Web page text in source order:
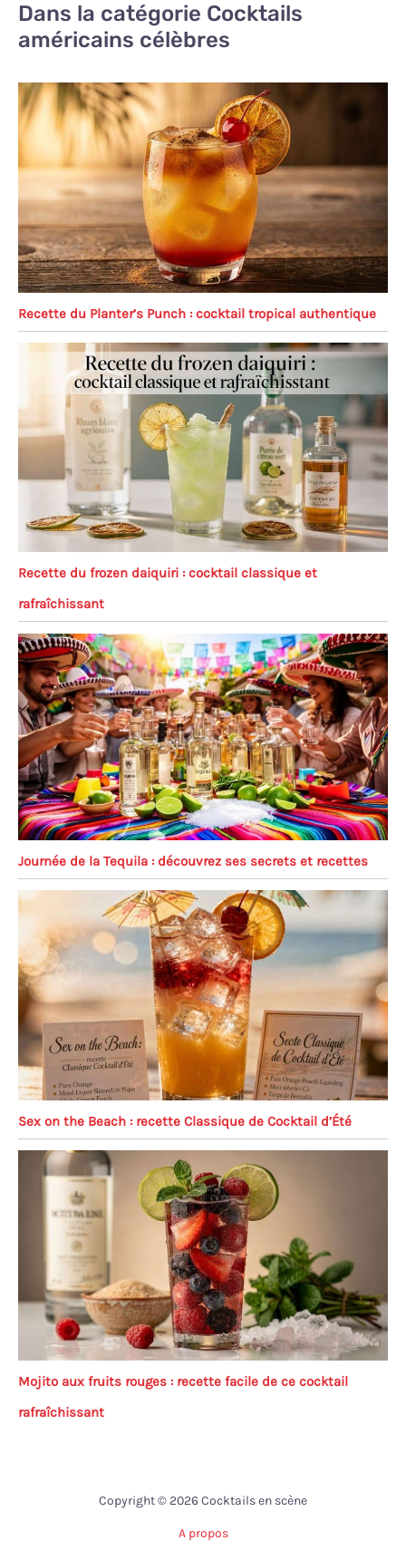
Dans la catégorie Cocktails
américains célèbres
Recette du Planter’s Punch : cocktail tropical authentique
Recette du frozen daiquiri : cocktail classique et
rafraîchissant
Journée de la Tequila : découvrez ses secrets et recettes
Sex on the Beach : recette Classique de Cocktail d’Été
Mojito aux fruits rouges : recette facile de ce cocktail
rafraîchissant
Copyright © 2026 Cocktails en scène
A propos